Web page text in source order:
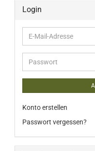
Login
E-
Mail-
Adresse
Passwort
Konto erstellen
Passwort vergessen?